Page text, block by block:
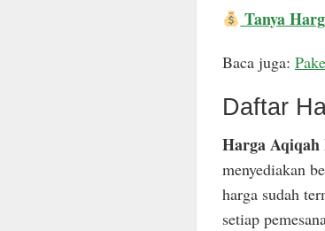
Tanya
Baca juga:
Daftar
Harga Aqiqah
menyediakan
harga sudah
setiap